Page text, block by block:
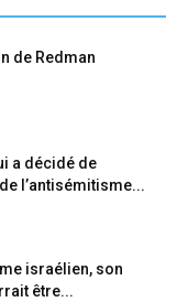
de Redman
a décidé de
l’antisémitisme...
israélien, son
être...